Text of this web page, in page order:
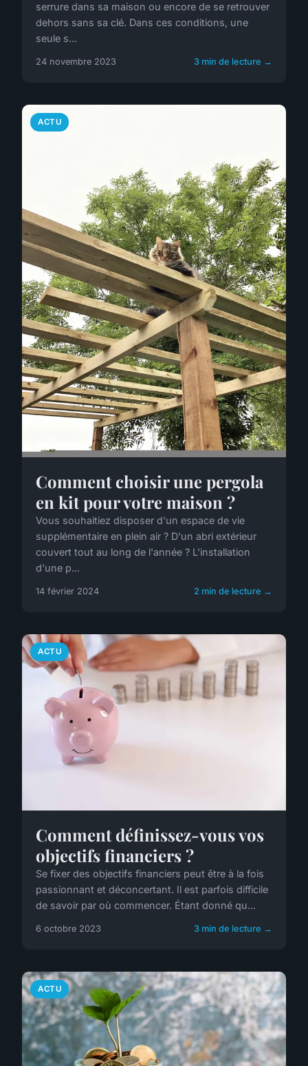
serrure dans sa maison ou encore de se retrouver
dehors sans sa clé. Dans ces conditions, une
seule s...
24 novembre 2023 3 min de lecture →
ACTU
Comment choisir une pergola
en kit pour votre maison ?
Vous souhaitiez disposer d'un espace de vie
supplémentaire en plein air ? D'un abri extérieur
couvert tout au long de l'année ? L'installation
d'une p...
14 février 2024 2 min de lecture →
ACTU
Comment définissez-vous vos
objectifs financiers ?
Se fixer des objectifs financiers peut être à la fois
passionnant et déconcertant. Il est parfois difficile
de savoir par où commencer. Étant donné qu...
6 octobre 2023 3 min de lecture →
ACTU